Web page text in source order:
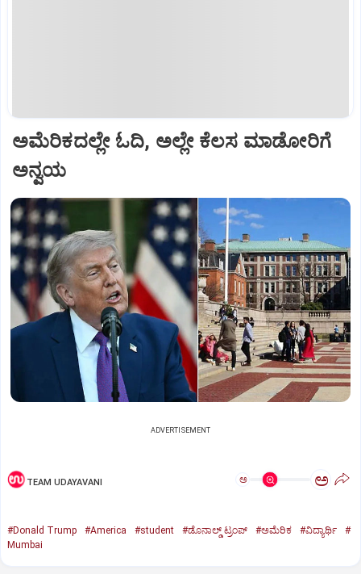
ಅಮೆರಿಕದಲ್ಲೇ ಓದಿ, ಅಲ್ಲೇ ಕೆಲಸ ಮಾಡೋರಿಗೆ
ಅನ್ವಯ
ADVERTISEMENT
TEAM UDAYAVANI ಅ ಅ
#Donald Trump #America #student #ಡೊನಾಲ್ಡ್ ಟ್ರಂಪ್ #ಅಮೆರಿಕ #ವಿದ್ಯಾರ್ಥಿ
#
Mumbai